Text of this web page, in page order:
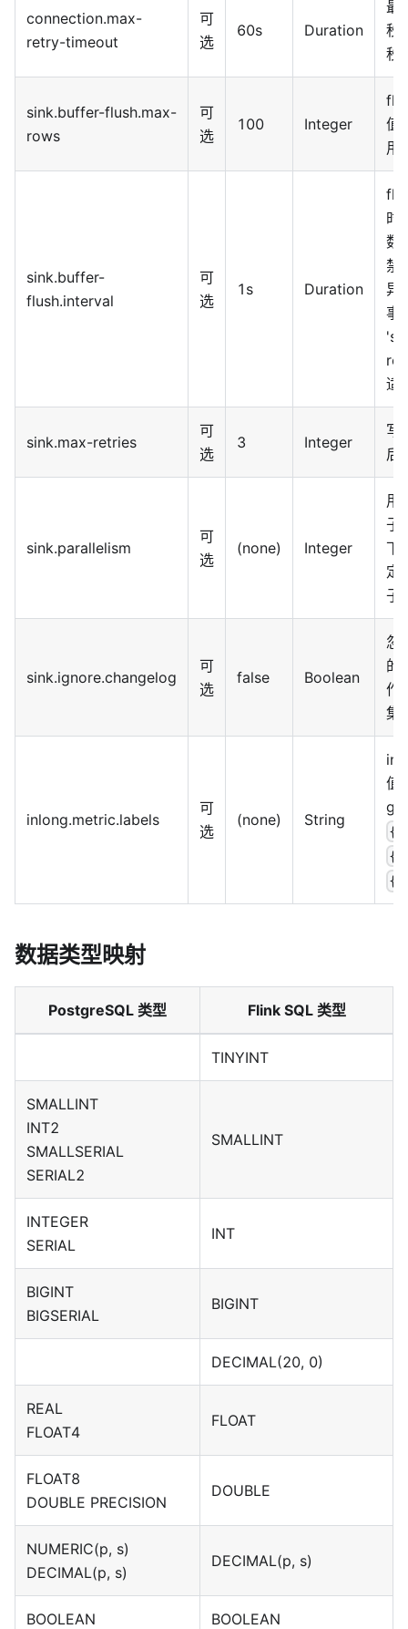
connection.max-
retry-timeout
可
选
60s Duration
最
秒
秒
sink.buffer-flush.max-
rows
可
选
100 Integer
值
用
sink.buffer-
flush.interval
可
选
1s Duration
时
数
禁
异
事
适
sink.max-retries
可
选
3 Integer
写
后
sink.parallelism
可
选
(none) Integer
用
子
下
定
子
sink.ignore.changelog
可
选
false Boolean
忽
的
作
集
inlong.metric.labels
可
选
(none) String
值
数据类型映射
PostgreSQL 类型 Flink SQL 类型
TINYINT
SMALLINT
INT2
SMALLSERIAL
SERIAL2
SMALLINT
INTEGER
SERIAL
INT
BIGINT
BIGSERIAL
BIGINT
DECIMAL(20, 0)
REAL
FLOAT4
FLOAT
FLOAT8
DOUBLE PRECISION
DOUBLE
NUMERIC(p, s)
DECIMAL(p, s)
DECIMAL(p, s)
BOOLEAN BOOLEAN